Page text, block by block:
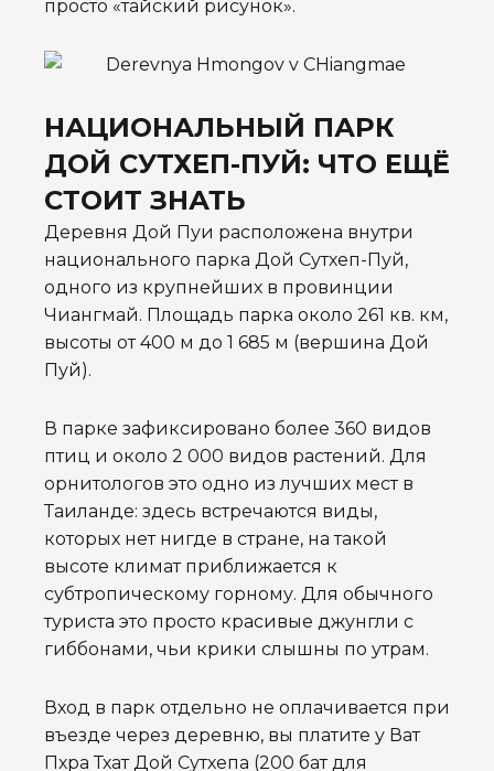
просто «тайский рисунок».
НАЦИОНАЛЬНЫЙ ПАРК
ДОЙ СУТХЕП-ПУЙ: ЧТО ЕЩЁ
СТОИТ ЗНАТЬ
Деревня Дой Пуи расположена внутри
национального парка Дой Сутхеп-Пуй,
одного из крупнейших в провинции
Чиангмай. Площадь парка около 261 кв. км,
высоты от 400 м до 1 685 м (вершина Дой
Пуй).
В парке зафиксировано более 360 видов
птиц и около 2 000 видов растений. Для
орнитологов это одно из лучших мест в
Таиланде: здесь встречаются виды,
которых нет нигде в стране, на такой
высоте климат приближается к
субтропическому горному. Для обычного
туриста это просто красивые джунгли с
гиббонами, чьи крики слышны по утрам.
Вход в парк отдельно не оплачивается при
въезде через деревню, вы платите у Ват
Пхра Тхат Дой Сутхепа (200 бат для